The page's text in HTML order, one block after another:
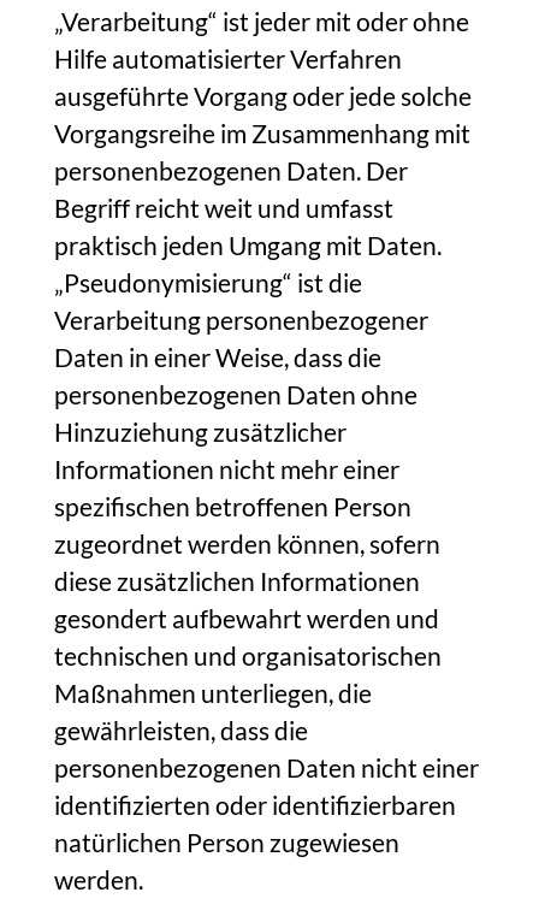
„Verarbeitung“ ist jeder mit oder ohne
Hilfe automatisierter Verfahren
ausgeführte Vorgang oder jede solche
Vorgangsreihe im Zusammenhang mit
personenbezogenen Daten. Der
Begriff reicht weit und umfasst
praktisch jeden Umgang mit Daten.
„Pseudonymisierung“ ist die
Verarbeitung personenbezogener
Daten in einer Weise, dass die
personenbezogenen Daten ohne
Hinzuziehung zusätzlicher
Informationen nicht mehr einer
spezifischen betroffenen Person
zugeordnet werden können, sofern
diese zusätzlichen Informationen
gesondert aufbewahrt werden und
technischen und organisatorischen
Maßnahmen unterliegen, die
gewährleisten, dass die
personenbezogenen Daten nicht einer
identifizierten oder identifizierbaren
natürlichen Person zugewiesen
werden.